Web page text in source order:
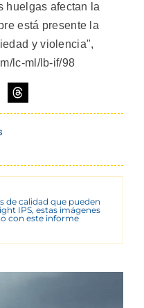
huelgas afectan la
está presente la
y violencia",
lc-ml/lb-if/98
de calidad que pueden
IPS, estas imágenes
con este informe